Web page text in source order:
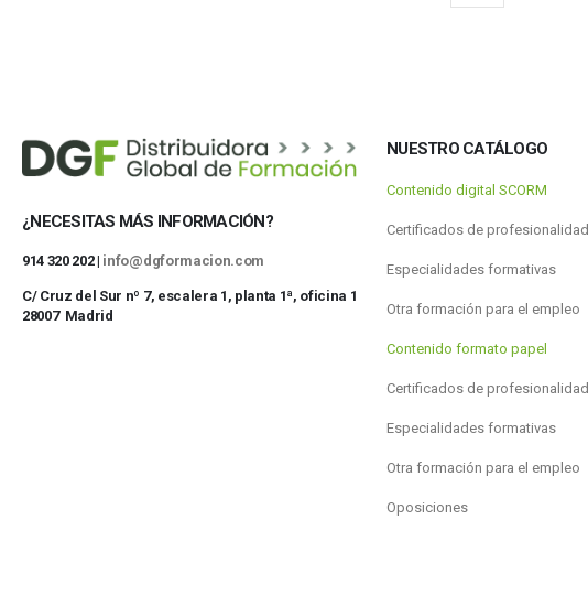
¿NECESITAS MÁS INFORMACIÓN?
914 320 202 | info@dgformacion.com
C/ Cruz del Sur nº 7, escalera 1, planta 1ª, oficina 1
28007 Madrid
NUESTRO CATÁLOGO
Contenido digital SCORM
Certificados de profesionalidad
Especialidades formativas
Otra formación para el empleo
Contenido formato papel
Certificados de profesionalidad
Especialidades formativas
Otra formación para el empleo
Oposiciones